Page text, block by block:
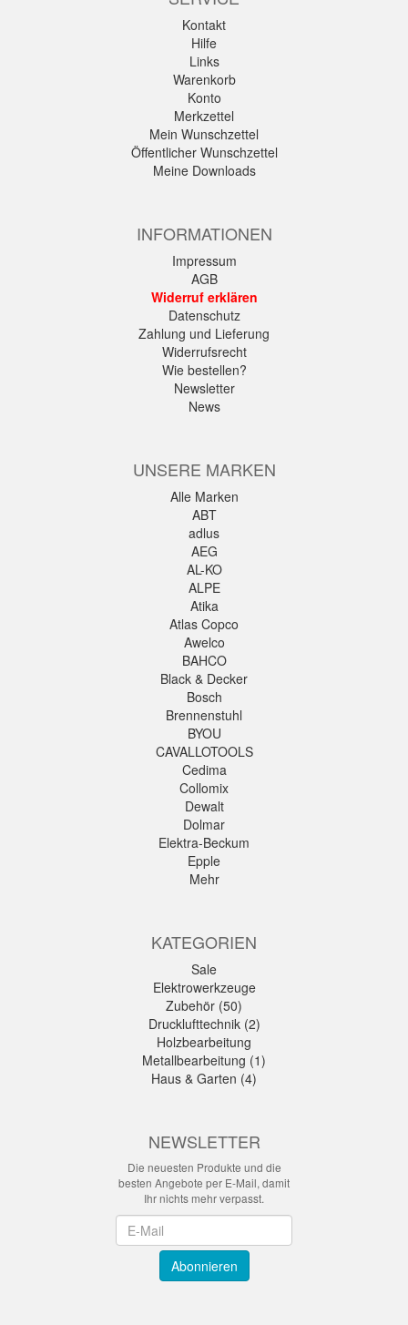
Kontakt
Hilfe
Links
Warenkorb
Konto
Merkzettel
Mein Wunschzettel
Öffentlicher Wunschzettel
Meine Downloads
INFORMATIONEN
Impressum
AGB
Widerruf erklären
Datenschutz
Zahlung und Lieferung
Widerrufsrecht
Wie bestellen?
Newsletter
News
UNSERE MARKEN
Alle Marken
ABT
adlus
AEG
AL-KO
ALPE
Atika
Atlas Copco
Awelco
BAHCO
Black & Decker
Bosch
Brennenstuhl
BYOU
CAVALLOTOOLS
Cedima
Collomix
Dewalt
Dolmar
Elektra-Beckum
Epple
Mehr
KATEGORIEN
Sale
Elektrowerkzeuge
Zubehör (50)
Drucklufttechnik (2)
Holzbearbeitung
Metallbearbeitung (1)
Haus & Garten (4)
NEWSLETTER
Die neuesten Produkte und die
besten Angebote per E-Mail, damit
Ihr nichts mehr verpasst.
Abonnieren